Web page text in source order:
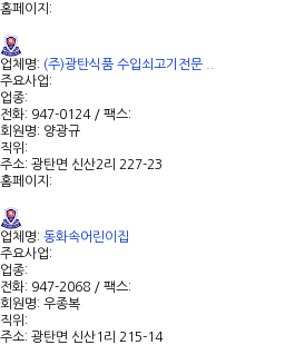
홈페이지:
업체명: (주)광탄식품 수입쇠고기전문 ..
주요사업:
업종:
전화: 947-0124 / 팩스:
회원명: 양광규
직위:
주소: 광탄면 신산2리 227-23
홈페이지:
업체명: 동화속어린이집
주요사업:
업종:
전화: 947-2068 / 팩스:
회원명: 우종복
직위:
주소: 광탄면 신산1리 215-14